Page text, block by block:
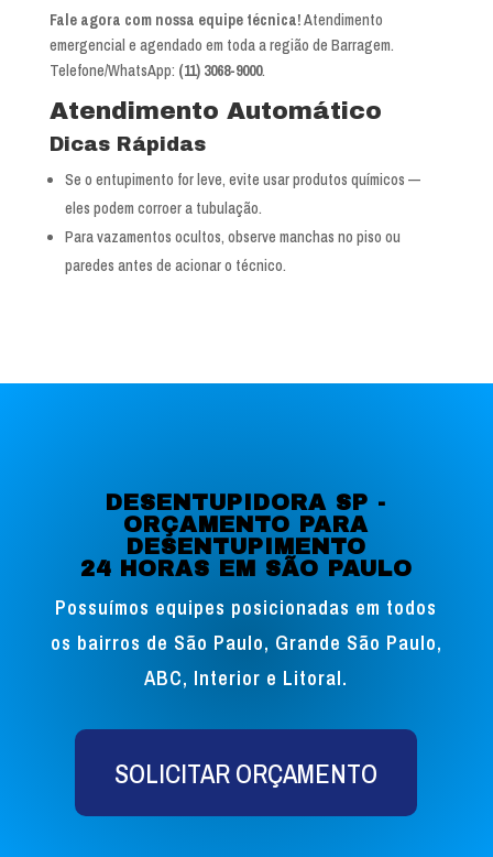
Fale agora com nossa equipe técnica!Atendimento
emergencial e agendado em toda a região de Barragem.
Telefone/WhatsApp: (11) 3068-9000.
Atendimento Automático
Dicas Rápidas
Se o entupimento for leve, evite usar produtos químicos —
eles podem corroer a tubulação.
Para vazamentos ocultos, observe manchas no piso ou
paredes antes de acionar o técnico.
DESENTUPIDORA SP -
ORÇAMENTO PARA
DESENTUPIMENTO
24 HORAS EM SÃO PAULO
Possuímos equipes posicionadas em todos
os bairros de São Paulo, Grande São Paulo,
ABC, Interior e Litoral.
SOLICITAR ORÇAMENTO